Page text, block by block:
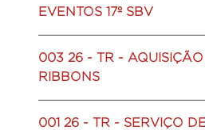
EVENTOS 17º SBV
003 26 - TR -
RIBBONS
001 26 - TR - SERVIÇO